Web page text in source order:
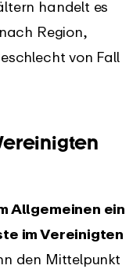
handelt es
Region,
von Fall
Allgemeinen ein
im Vereinigten
den Mittelpunkt